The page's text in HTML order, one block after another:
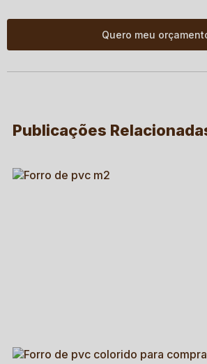
Quero meu
Publicações